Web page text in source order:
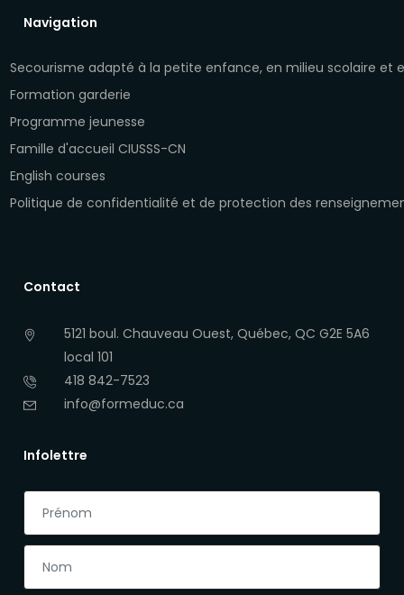
Navigation
Secourisme adapté à la petite enfance, en milieu scolaire et
Formation garderie
Programme jeunesse
Famille d'accueil CIUSSS-CN
English courses
Politique de confidentialité et de protection des
Contact
5121 boul. Chauveau Ouest, Québec, QC G2E 5A6
local 101
418 842-7523
info@formeduc.ca
Infolettre